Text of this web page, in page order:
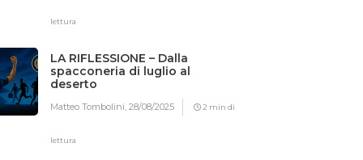
lettura
LA RIFLESSIONE – Dalla
spacconeria di luglio al
deserto
Matteo Tombolini,28/08/2025 2 min di
lettura